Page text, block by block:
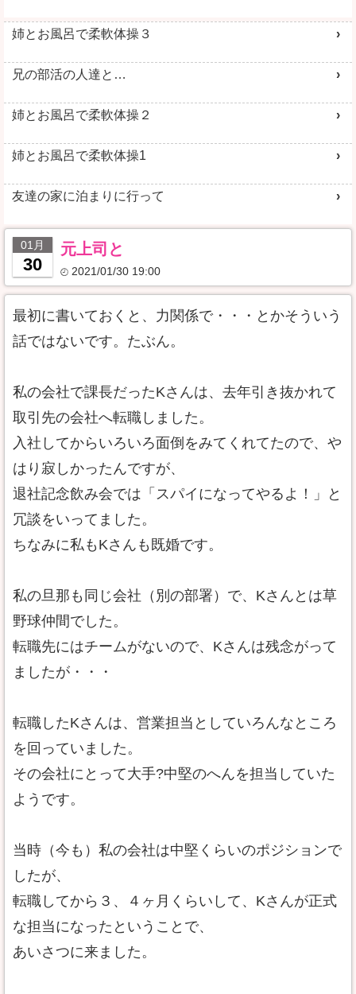
姉とお風呂で柔軟体操３
兄の部活の人達と…
姉とお風呂で柔軟体操２
姉とお風呂で柔軟体操1
友達の家に泊まりに行って
01月
30
元上司と
2021/01/30 19:00
最初に書いておくと、力関係で・・・とかそういう
話ではないです。たぶん。
私の会社で課長だったKさんは、去年引き抜かれて
取引先の会社へ転職しました。
入社してからいろいろ面倒をみてくれてたので、や
はり寂しかったんですが、
退社記念飲み会では「スパイになってやるよ！」と
冗談をいってました。
ちなみに私もKさんも既婚です。
私の旦那も同じ会社（別の部署）で、Kさんとは草
野球仲間でした。
転職先にはチームがないので、Kさんは残念がって
ましたが・・・
転職したKさんは、営業担当としていろんなところ
を回っていました。
その会社にとって大手?中堅のへんを担当していた
ようです。
当時（今も）私の会社は中堅くらいのポジションで
したが、
転職してから３、４ヶ月くらいして、Kさんが正式
な担当になったということで、
あいさつに来ました。